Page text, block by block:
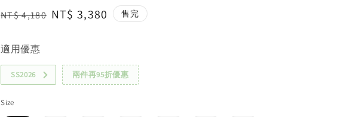
Regular
NT$ 4,180 Sale
NT$ 3,380 售完
適用優惠
SS2026 兩件再95折優惠
Size